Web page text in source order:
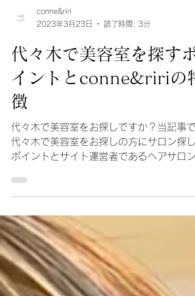
conne&riri
2023年3月23日
読了時間: 3分
代々木で美容室を探すポ
イントとconne&ririの特
徴
代々木で美容室をお探しですか？当記事で
conne&riri（コニーアンドリリー）の特徴
簡単にご説明した記事になります。なかな
行きつけのサロンが見つからない人の、美
室探しのご参考になれれば幸いです